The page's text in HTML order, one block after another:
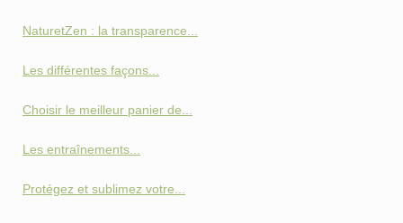
NaturetZen : la transparence...
Les différentes façons...
Choisir le meilleur panier de...
Les entraînements...
Protégez et sublimez votre...